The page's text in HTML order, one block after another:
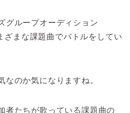
グループオーディション
ざまな課題曲でバトルをしてい
なのか気になりますね。
者たちが歌っている課題曲の